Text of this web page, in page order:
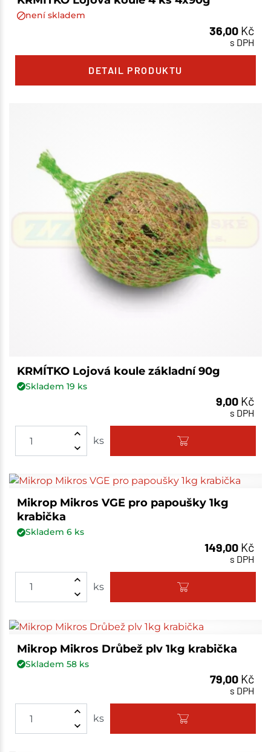
není skladem
36,00 Kč
s DPH
DETAIL PRODUKTU
KRMÍTKO Lojová koule základní 90g
Skladem 19 ks
9,00 Kč
s DPH
ks
Mikrop Mikros VGE pro papoušky 1kg
krabička
Skladem 6ks
149,00 Kč
s DPH
ks
Mikrop Mikros Drůbež plv 1kg krabička
Skladem 58ks
79,00 Kč
s DPH
ks